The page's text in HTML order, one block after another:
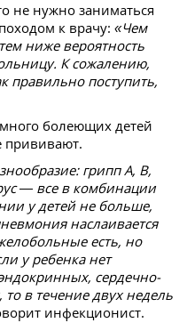
не нужно заниматься
к врачу: «Чем
ниже вероятность
К сожалению,
правильно поступить,
болеющих детей
прививают.
грипп А, В,
— все в комбинации
у детей не больше,
наслаивается
есть, но
у ребенка нет
сердечно-
то в течение двух недель
инфекционист.